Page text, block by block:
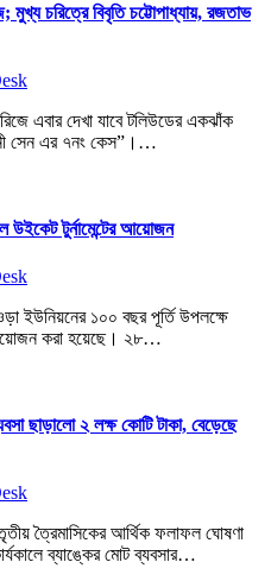
মুখ্য চরিত্রে বিবৃতি চট্টোপাধ্যায়, রজতাভ
এবার দেখা যাবে টলিউডের একঝাঁক
সেন এর ৭নং কেস”।…
উইকেট টুর্নামেন্টের আয়োজন
ইউনিয়নের ১০০ বছর পূর্তি উপলক্ষে
আয়োজন করা হয়েছে। ২৮…
ছাড়ালো ২ লক্ষ কোটি টাকা, বেড়েছে
ত্রৈমাসিকের আর্থিক ফলাফল ঘোষণা
ব্যাঙ্কের মোট ব্যবসার…